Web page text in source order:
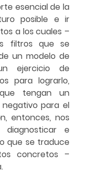
esencial de la
posible e ir
a los cuales –
filtros que se
un modelo de
ejercicio de
para lograrlo,
tengan un
para el
entonces, nos
diagnosticar e
que se traduce
concretos –